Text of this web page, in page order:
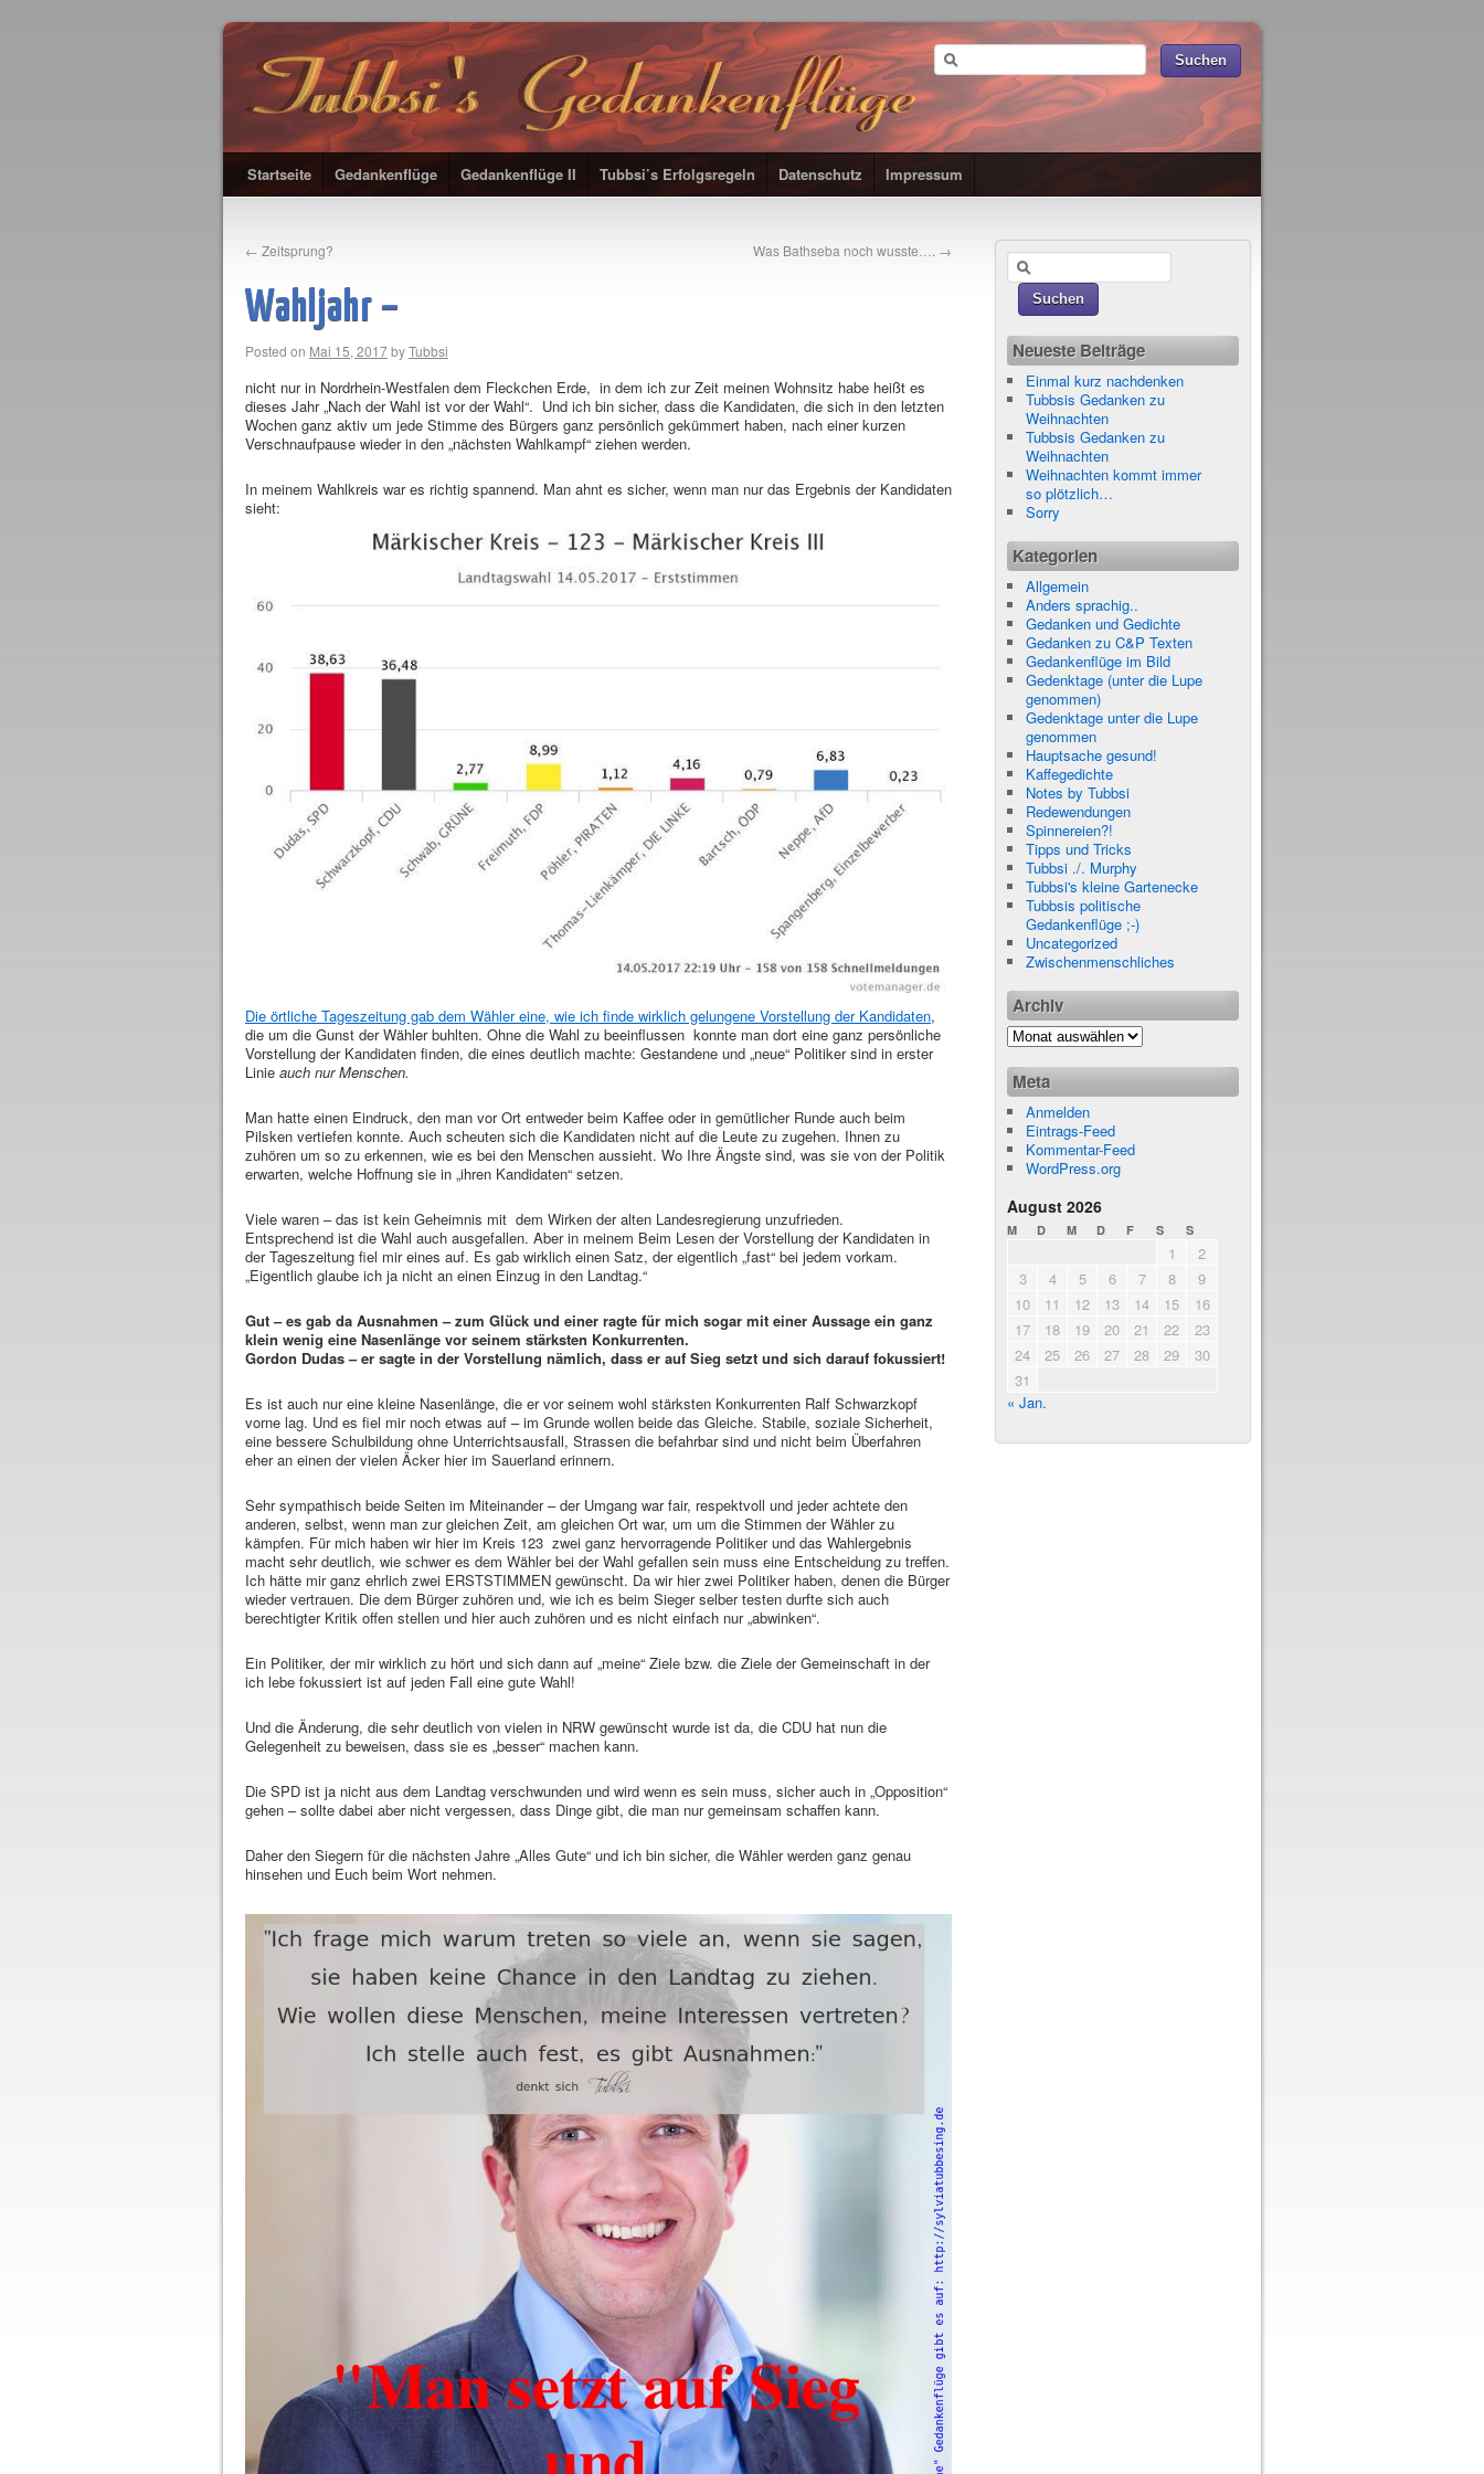
Startseite Gedankenflüge Gedankenflüge II Tubbsi’s Erfolgsregeln Datenschutz Impressum
← Zeitsprung? Was Bathseba noch wusste…. →
Wahljahr –
Posted on Mai 15, 2017byTubbsi
nicht nur in Nordrhein-Westfalen dem Fleckchen Erde, in dem ich zur Zeit meinen Wohnsitz habe heißt es
dieses Jahr „Nach der Wahl ist vor der Wahl“. Und ich bin sicher, dass die Kandidaten, die sich in den letzten
Wochen ganz aktiv um jede Stimme des Bürgers ganz persönlich gekümmert haben, nach einer kurzen
Verschnaufpause wieder in den „nächsten Wahlkampf“ ziehen werden.
In meinem Wahlkreis war es richtig spannend. Man ahnt es sicher, wenn man nur das Ergebnis der Kandidaten
sieht:
Die örtliche Tageszeitung gab dem Wähler eine, wie ich finde wirklich gelungene Vorstellung der Kandidaten,
die um die Gunst der Wähler buhlten. Ohne die Wahl zu beeinflussen konnte man dort eine ganz persönliche
Vorstellung der Kandidaten finden, die eines deutlich machte: Gestandene und „neue“ Politiker sind in erster
Linie auch nur Menschen.
Man hatte einen Eindruck, den man vor Ort entweder beim Kaffee oder in gemütlicher Runde auch beim
Pilsken vertiefen konnte. Auch scheuten sich die Kandidaten nicht auf die Leute zu zugehen. Ihnen zu
zuhören um so zu erkennen, wie es bei den Menschen aussieht. Wo Ihre Ängste sind, was sie von der Politik
erwarten, welche Hoffnung sie in „ihren Kandidaten“ setzen.
Viele waren – das ist kein Geheimnis mit dem Wirken der alten Landesregierung unzufrieden.
Entsprechend ist die Wahl auch ausgefallen. Aber in meinem Beim Lesen der Vorstellung der Kandidaten in
der Tageszeitung fiel mir eines auf. Es gab wirklich einen Satz, der eigentlich „fast“ bei jedem vorkam.
„Eigentlich glaube ich ja nicht an einen Einzug in den Landtag.“
Gut – es gab da Ausnahmen – zum Glück und einer ragte für mich sogar mit einer Aussage ein ganz
klein wenig eine Nasenlänge vor seinem stärksten Konkurrenten.
Gordon Dudas – er sagte in der Vorstellung nämlich, dass er auf Sieg setzt und sich darauf fokussiert!
Es ist auch nur eine kleine Nasenlänge, die er vor seinem wohl stärksten Konkurrenten Ralf Schwarzkopf
vorne lag. Und es fiel mir noch etwas auf – im Grunde wollen beide das Gleiche. Stabile, soziale Sicherheit,
eine bessere Schulbildung ohne Unterrichtsausfall, Strassen die befahrbar sind und nicht beim Überfahren
eher an einen der vielen Äcker hier im Sauerland erinnern.
Sehr sympathisch beide Seiten im Miteinander – der Umgang war fair, respektvoll und jeder achtete den
anderen, selbst, wenn man zur gleichen Zeit, am gleichen Ort war, um um die Stimmen der Wähler zu
kämpfen. Für mich haben wir hier im Kreis 123 zwei ganz hervorragende Politiker und das Wahlergebnis
macht sehr deutlich, wie schwer es dem Wähler bei der Wahl gefallen sein muss eine Entscheidung zu treffen.
Ich hätte mir ganz ehrlich zwei ERSTSTIMMEN gewünscht. Da wir hier zwei Politiker haben, denen die Bürger
wieder vertrauen. Die dem Bürger zuhören und, wie ich es beim Sieger selber testen durfte sich auch
berechtigter Kritik offen stellen und hier auch zuhören und es nicht einfach nur „abwinken“.
Ein Politiker, der mir wirklich zu hört und sich dann auf „meine“ Ziele bzw. die Ziele der Gemeinschaft in der
ich lebe fokussiert ist auf jeden Fall eine gute Wahl!
Und die Änderung, die sehr deutlich von vielen in NRW gewünscht wurde ist da, die CDU hat nun die
Gelegenheit zu beweisen, dass sie es „besser“ machen kann.
Die SPD ist ja nicht aus dem Landtag verschwunden und wird wenn es sein muss, sicher auch in „Opposition“
gehen – sollte dabei aber nicht vergessen, dass Dinge gibt, die man nur gemeinsam schaffen kann.
Daher den Siegern für die nächsten Jahre „Alles Gute“ und ich bin sicher, die Wähler werden ganz genau
hinsehen und Euch beim Wort nehmen.
Neueste Beiträge
Einmal kurz nachdenken
Tubbsis Gedanken zu
Weihnachten
Tubbsis Gedanken zu
Weihnachten
Weihnachten kommt immer
so plötzlich…
Sorry
Kategorien
Allgemein
Anders sprachig..
Gedanken und Gedichte
Gedanken zu C&P Texten
Gedankenflüge im Bild
Gedenktage (unter die Lupe
genommen)
Gedenktage unter die Lupe
genommen
Hauptsache gesund!
Kaffegedichte
Notes by Tubbsi
Redewendungen
Spinnereien?!
Tipps und Tricks
Tubbsi ./. Murphy
Tubbsi's kleine Gartenecke
Tubbsis politische
Gedankenflüge ;-)
Uncategorized
Zwischenmenschliches
Archiv
Meta
Anmelden
Eintrags-Feed
Kommentar-Feed
WordPress.org
August 2026
M D M D F S S
1
2
3
4 5 6 7 8
9
10
11 12 13 14 15
16
17
18 19 20 21 22
23
24
25 26 27 28 29
30
31
« Jan.